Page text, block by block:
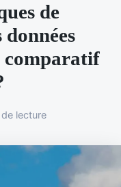
de
comparatif
lecture